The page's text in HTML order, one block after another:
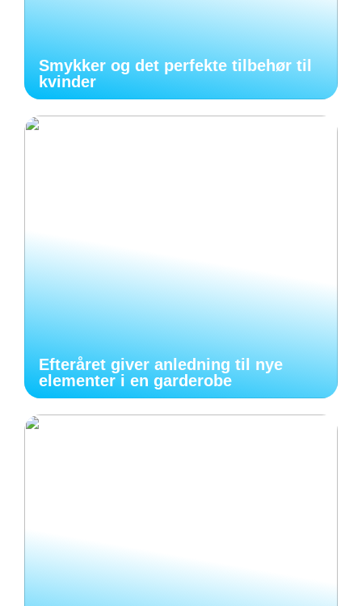
Smykker og det perfekte tilbehør til
kvinder
Efteråret giver anledning til nye
elementer i en garderobe